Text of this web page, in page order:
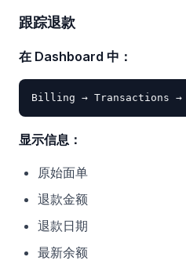
跟踪退款
在 Dashboard 中：
显示信息：
原始面单
退款金额
退款日期
最新余额